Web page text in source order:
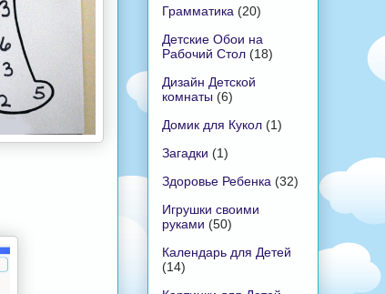
Грамматика (20)
Детские Обои на
Рабочий Стол (18)
Дизайн Детской
комнаты (6)
Домик для Кукол (1)
Загадки (1)
Здоровье Ребенка (32)
Игрушки своими
руками (50)
Календарь для Детей
(14)